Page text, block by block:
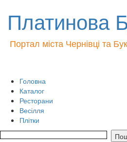
Платинова
Портал міста Чернівці та
Головна
Каталог
Ресторани
Весілля
Плітки